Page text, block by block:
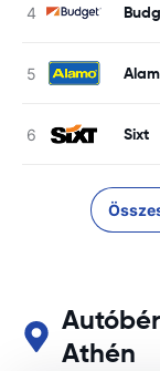
Sixt
Athén